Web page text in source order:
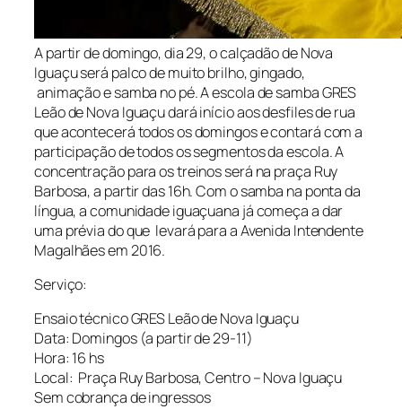
A partir de domingo, dia 29, o calçadão de Nova
Iguaçu será palco de muito brilho, gingado,
animação e samba no pé. A escola de samba GRES
Leão de Nova Iguaçu dará início aos desfiles de rua
que acontecerá todos os domingos e contará com a
participação de todos os segmentos da escola. A
concentração para os treinos será na praça Ruy
Barbosa, a partir das 16h. Com o samba na ponta da
língua, a comunidade iguaçuana já começa a dar
uma prévia do que levará para a Avenida Intendente
Magalhães em 2016.
Serviço:
Ensaio técnico GRES Leão de Nova Iguaçu
Data: Domingos (a partir de 29-11)
Hora: 16 hs
Local: Praça Ruy Barbosa, Centro – Nova Iguaçu
Sem cobrança de ingressos